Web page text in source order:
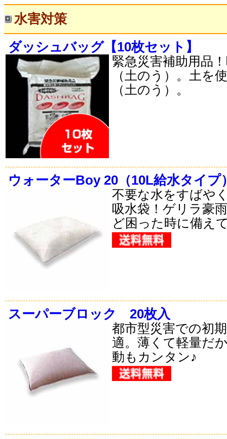
水害対策
ダッシュバッグ【10枚セット】
緊急災害補助用品
（土のう）。土を
（土のう）。
ウォーターBoy 20（10L給水タイプ
不要な水をすばや
吸水袋！ゲリラ豪
ど困った時に備え
スーパーブロック 20枚入
都市型災害での初
適。薄くて軽量だ
動もカンタン♪